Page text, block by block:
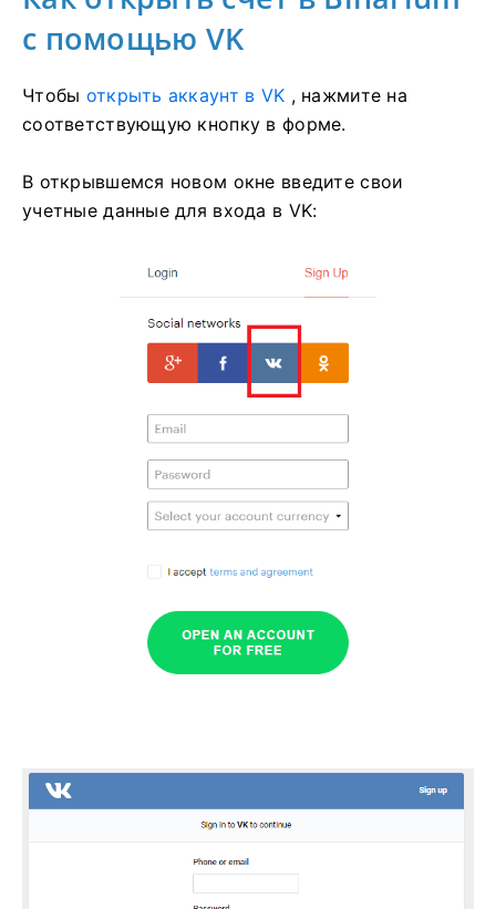
с помощью VK
Чтобы открыть аккаунт в VK , нажмите на
соответствующую кнопку в форме.
В открывшемся новом окне введите свои
учетные данные для входа в VK: